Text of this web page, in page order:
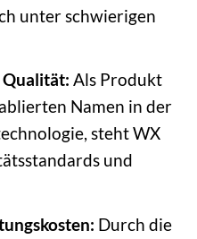
unter schwierigen
Als Produkt
Namen in der
steht WX
und
Durch die